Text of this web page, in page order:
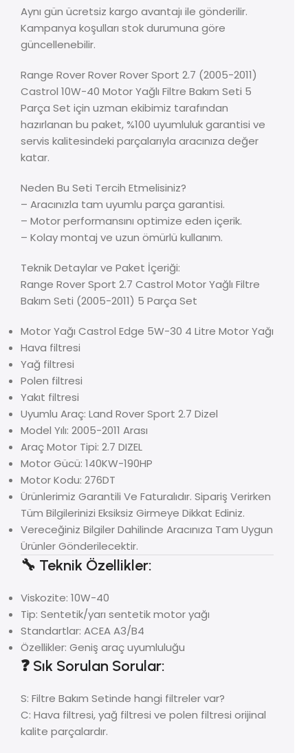
Aynı gün ücretsiz kargo avantajı ile gönderilir.
Kampanya koşulları stok durumuna göre
güncellenebilir.
Range Rover Rover Rover Sport 2.7 (2005-2011)
Castrol 10W-40 Motor Yağlı Filtre Bakım Seti 5
Parça Set için uzman ekibimiz tarafından
hazırlanan bu paket, %100 uyumluluk garantisi ve
servis kalitesindeki parçalarıyla aracınıza değer
katar.
Neden Bu Seti Tercih Etmelisiniz?
– Aracınızla tam uyumlu parça garantisi.
– Motor performansını optimize eden içerik.
– Kolay montaj ve uzun ömürlü kullanım.
Teknik Detaylar ve Paket İçeriği:
Range Rover Sport 2.7 Castrol Motor Yağlı Filtre
Bakım Seti (2005-2011) 5 Parça Set
Motor Yağı Castrol Edge 5W-30 4 Litre Motor Yağı
Hava filtresi
Yağ filtresi
Polen filtresi
Yakıt filtresi
Uyumlu Araç: Land Rover Sport 2.7 Dizel
Model Yılı: 2005-2011 Arası
Araç Motor Tipi: 2.7 DIZEL
Motor Gücü: 140KW-190HP
Motor Kodu: 276DT
Ürünlerimiz Garantili Ve Faturalıdır. Sipariş Verirken
Tüm Bilgilerinizi Eksiksiz Girmeye Dikkat Ediniz.
Vereceğiniz Bilgiler Dahilinde Aracınıza Tam Uygun
Ürünler Gönderilecektir.
🔧 Teknik Özellikler:
Viskozite: 10W-40
Tip: Sentetik/yarı sentetik motor yağı
Standartlar: ACEA A3/B4
Özellikler: Geniş araç uyumluluğu
❓ Sık Sorulan Sorular:
S: Filtre Bakım Setinde hangi filtreler var?
C: Hava filtresi, yağ filtresi ve polen filtresi orijinal
kalite parçalardır.